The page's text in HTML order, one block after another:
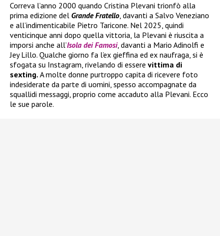
Correva l’anno 2000 quando Cristina Plevani trionfò alla
prima edizione del Grande Fratello, davanti a Salvo Veneziano
e all’indimenticabile Pietro Taricone. Nel 2025, quindi
venticinque anni dopo quella vittoria, la Plevani è riuscita a
imporsi anche all’Isola dei Famosi, davanti a Mario Adinolfi e
Jey Lillo. Qualche giorno fa l’ex gieffina ed ex naufraga, si è
sfogata su Instagram, rivelando di essere vittima di
sexting. A molte donne purtroppo capita di ricevere foto
indesiderate da parte di uomini, spesso accompagnate da
squallidi messaggi, proprio come accaduto alla Plevani. Ecco
le sue parole.